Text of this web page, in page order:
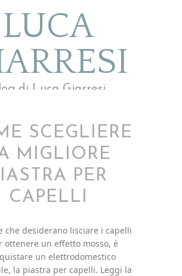
LUCA
di Luca Giarresi
SCEGLIERE
MIGLIORE
PER
CAPELLI
che desiderano lisciare i capelli
ottenere un effetto mosso, è
un elettrodomestico
la piastra per capelli. Leggi la